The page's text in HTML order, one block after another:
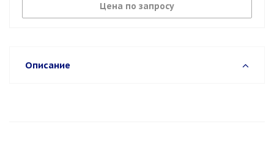
Цена по запросу
Описание